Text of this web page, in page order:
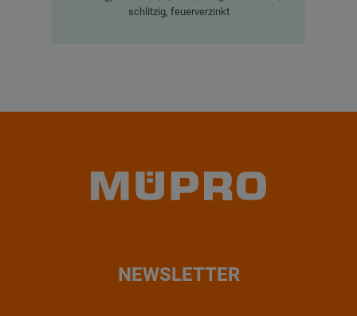
schlitzig, feuerverzinkt
NEWSLETTER